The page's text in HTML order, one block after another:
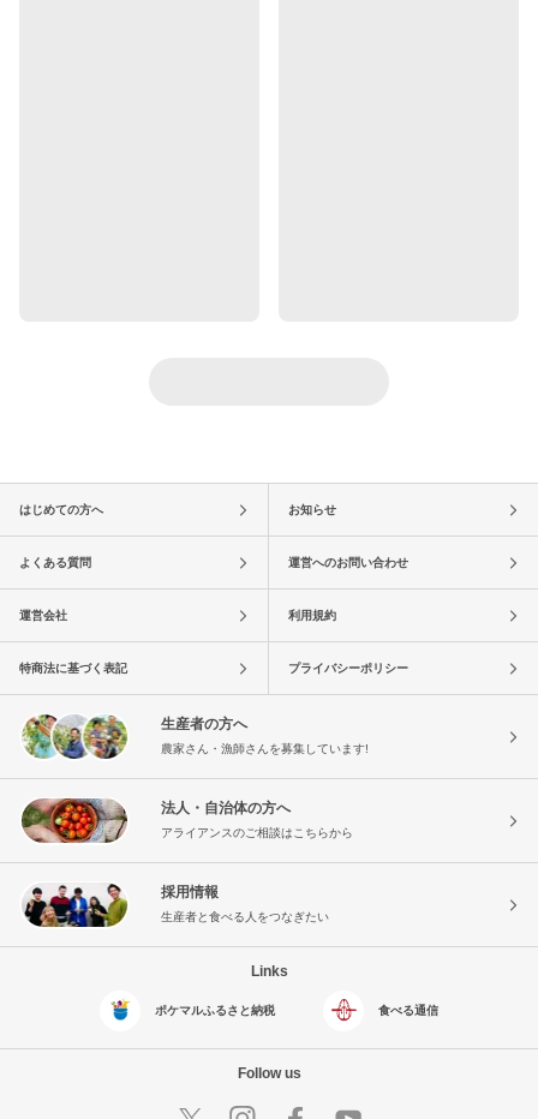
はじめての方へ お知らせ
よくある質問 運営へのお問い合わせ
運営会社 利用規約
特商法に基づく表記 プライバシーポリシー
生産者の方へ
農家さん・漁師さんを募集しています!
法人・自治体の方へ
アライアンスのご相談はこちらから
採用情報
生産者と食べる人をつなぎたい
Links
ポケマルふるさと納税 食べる通信
Follow us